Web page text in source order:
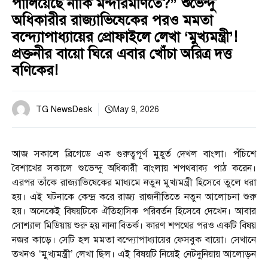
পালিয়েছে নাকি মন্দারমণিতে?” শুভেন্দু
অধিকারীর রাজ্যাভিষেকের পরও মমতা
বন্দ্যোপাধ্যায়ের প্রোফাইলে লেখা ‘মুখ্যমন্ত্রী’!
প্রক্তনীর বায়ো ঘিরে এবার খোঁচা অরিত্র দত্ত
বণিকের!
TG NewsDesk May 9, 2026
আজ সকালে ব্রিগেডে এক গুরুত্বপূর্ণ মুহূর্ত দেখল বাংলা। পঁচিশে
বৈশাখের সকালে শুভেন্দু অধিকারী বাংলায় শপথবাক্য পাঠ করেন।
এরপর তাঁকে রাজ্যাভিষেকের মাধ্যমে নতুন মুখ্যমন্ত্রী হিসেবে তুলে ধরা
হয়। এই ঘটনাকে কেন্দ্র করে রাজ্য রাজনীতিতে নতুন আলোচনা শুরু
হয়। অনেকেই বিষয়টিকে ঐতিহাসিক পরিবর্তন হিসেবে দেখেন। আবার
সোশ্যাল মিডিয়ায় শুরু হয় নানা বিতর্ক। কারণ শপথের পরও একটি বিষয়
নজর কাড়ে। সেটি হল মমতা বন্দ্যোপাধ্যায়ের ফেসবুক বায়ো। সেখানে
তখনও ‘মুখ্যমন্ত্রী’ লেখা ছিল। এই বিষয়টি নিয়েই নেটদুনিয়ায় আলোড়ন